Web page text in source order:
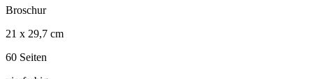
Broschur
21 x 29,7 cm
60 Seiten